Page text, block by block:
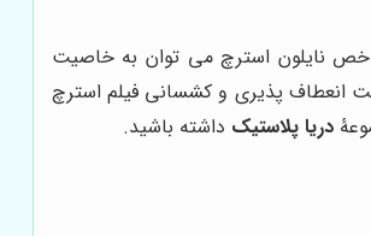
نایلون استرچ می توان به خاصیت
انعطاف پذیری و کشسانی فیلم استرچ
دریا پلاستیک داشته باشید.